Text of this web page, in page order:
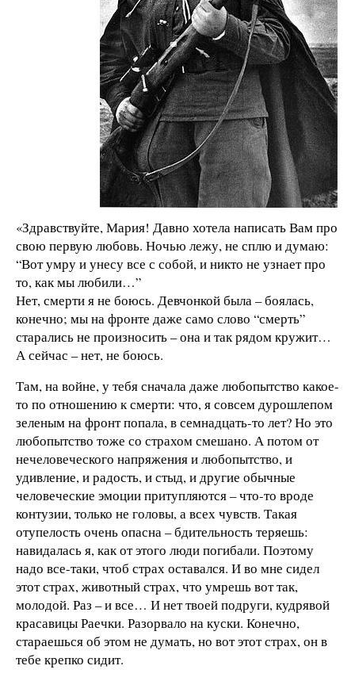
«Здравствуйте, Мария! Давно хотела написать Вам про
свою первую любовь. Ночью лежу, не сплю и думаю:
“Вот умру и унесу все с собой, и никто не узнает про
то, как мы любили…”
Нет, смерти я не боюсь. Девчонкой была – боялась,
конечно; мы на фронте даже само слово “смерть”
старались не произносить – она и так рядом кружит…
А сейчас – нет, не боюсь.
Там, на войне, у тебя сначала даже любопытство какое-
то по отношению к смерти: что, я совсем дурошлепом
зеленым на фронт попала, в семнадцать-то лет? Но это
любопытство тоже со страхом смешано. А потом от
нечеловеческого напряжения и любопытство, и
удивление, и радость, и стыд, и другие обычные
человеческие эмоции притупляются – что-то вроде
контузии, только не головы, а всех чувств. Такая
отупелость очень опасна – бдительность теряешь:
навидалась я, как от этого люди погибали. Поэтому
надо все-таки, чтоб страх оставался. И во мне сидел
этот страх, животный страх, что умрешь вот так,
молодой. Раз – и все… И нет твоей подруги, кудрявой
красавицы Раечки. Разорвало на куски. Конечно,
стараешься об этом не думать, но вот этот страх, он в
тебе крепко сидит.